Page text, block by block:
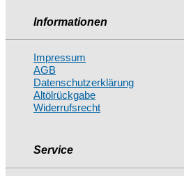
Informationen
Impressum
AGB
Datenschutzerklärung
Altölrückgabe
Widerrufsrecht
Service